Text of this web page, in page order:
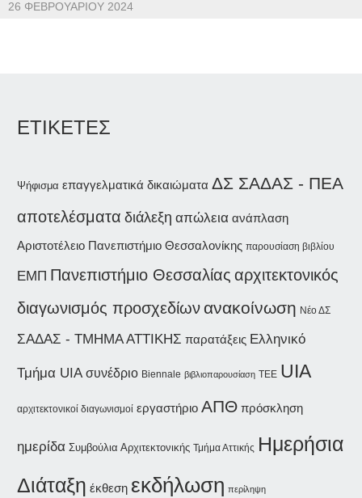
26 ΦΕΒΡΟΥΑΡΊΟΥ 2024
ΕΤΙΚΕΤΕΣ
Ψήφισμα επαγγελματικά δικαιώματα ΔΣ ΣΑΔΑΣ - ΠΕΑ
αποτελέσματα διάλεξη απώλεια ανάπλαση
Αριστοτέλειο Πανεπιστήμιο Θεσσαλονίκης παρουσίαση βιβλίου
ΕΜΠ Πανεπιστήμιο Θεσσαλίας αρχιτεκτονικός
διαγωνισμός προσχεδίων ανακοίνωση Νέο ΔΣ
ΣΑΔΑΣ - ΤΜΗΜΑ ΑΤΤΙΚΗΣ παρατάξεις Ελληνικό
Τμήμα UIA συνέδριο Biennale βιβλιοπαρουσίαση ΤΕΕ UIA
αρχιτεκτονικοί διαγωνισμοί εργαστήριο ΑΠΘ πρόσκληση
ημερίδα Συμβούλια Αρχιτεκτονικής Τμήμα Αττικής Ημερήσια
Διάταξη έκθεση εκδήλωση περίληψη